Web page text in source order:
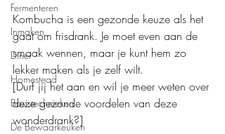
Fermenteren
Inmaken
Diner
Homestead
Basistechnieken
De Bewaarkeuken
Kombucha is een gezonde keuze als het
gaat om frisdrank. Je moet even aan de
smaak wennen, maar je kunt hem zo
lekker maken als je zelf wilt.
[Durf jij het aan en wil je meer weten over
deze gezonde voordelen van deze
wonderdrank?]